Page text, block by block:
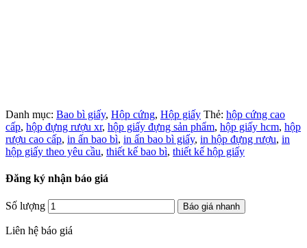
Danh mục: Bao bì giấy, Hộp cứng, Hộp giấy Thẻ: hộp cứng cao
cấp, hộp đựng rượu xr, hộp giấy đựng sản phẩm, hộp giấy hcm, hộp
rượu cao cấp, in ấn bao bì, in ấn bao bì giấy, in hộp đựng rượu, in
hộp giấy theo yêu cầu, thiết kế bao bì, thiết kế hộp giấy
Đăng ký nhận báo giá
Số lượng Báo giá nhanh
Liên hệ báo giá